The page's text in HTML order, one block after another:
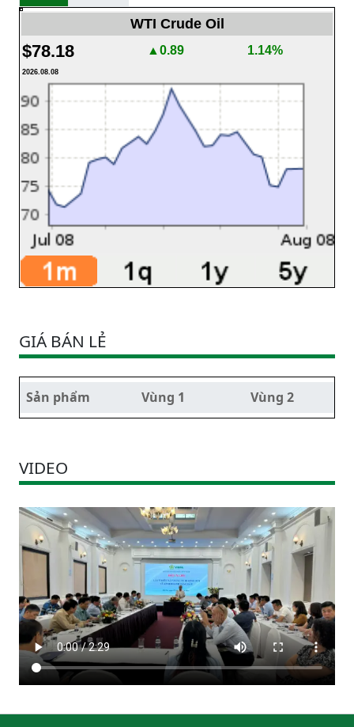
WTI Crude Oil
$78.18 ▲0.89 1.14%
2026.08.08
GIÁ BÁN LẺ
Sản phẩm Vùng 1 Vùng 2
VIDEO